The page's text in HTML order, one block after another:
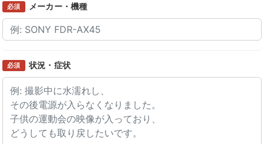
必須 メーカー・機種
必須 状況・症状